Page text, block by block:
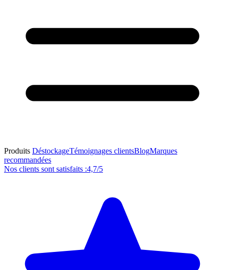
Produits DéstockageTémoignages clientsBlogMarques
recommandées
Nos clients sont satisfaits :4,7/5